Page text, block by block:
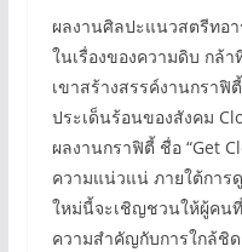
ผลงานศิลปะแนวสตรีทอ
ในเรื่องของความดิบ กล้
เขาสร้างสรรค์งานกรา
ประเด็นร้อนของสังคม
ผลงานกราฟิตี้ ชื่อ “Get
ความแน่วแน่ ภายใต้การ
ใหม่นี้จะเชิญชวนให้ผู้คน
ความสำคัญกับการใกล้ชิ